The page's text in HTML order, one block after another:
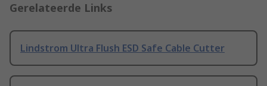
Gerelateerde Links
Lindstrom Ultra Flush ESD Safe Cable Cutter